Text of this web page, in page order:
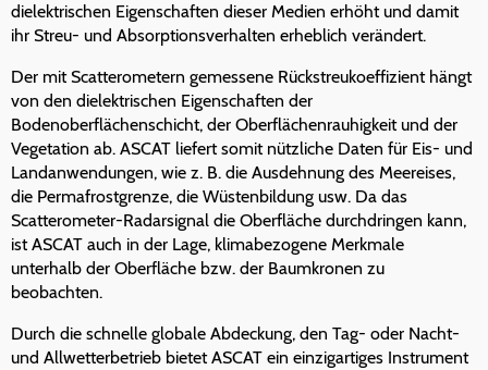
dielektrischen Eigenschaften dieser Medien erhöht und damit
ihr Streu- und Absorptionsverhalten erheblich verändert.
Der mit Scatterometern gemessene Rückstreukoeffizient hängt
von den dielektrischen Eigenschaften der
Bodenoberflächenschicht, der Oberflächenrauhigkeit und der
Vegetation ab. ASCAT liefert somit nützliche Daten für Eis- und
Landanwendungen, wie z. B. die Ausdehnung des Meereises,
die Permafrostgrenze, die Wüstenbildung usw. Da das
Scatterometer-Radarsignal die Oberfläche durchdringen kann,
ist ASCAT auch in der Lage, klimabezogene Merkmale
unterhalb der Oberfläche bzw. der Baumkronen zu
beobachten.
Durch die schnelle globale Abdeckung, den Tag- oder Nacht-
und Allwetterbetrieb bietet ASCAT ein einzigartiges Instrument